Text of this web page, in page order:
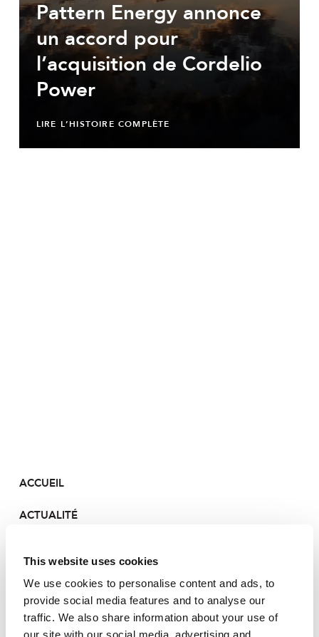
This website uses cookies
We use cookies to personalise content and ads, to
provide social media features and to analyse our
traffic. We also share information about your use of
our site with our social media, advertising and
Pattern Energy annonce
un accord pour
l’acquisition de Cordelio
Power
LIRE L’HISTOIRE COMPLÈTE
ACCUEIL
ACTUALITÉ
CONTACT